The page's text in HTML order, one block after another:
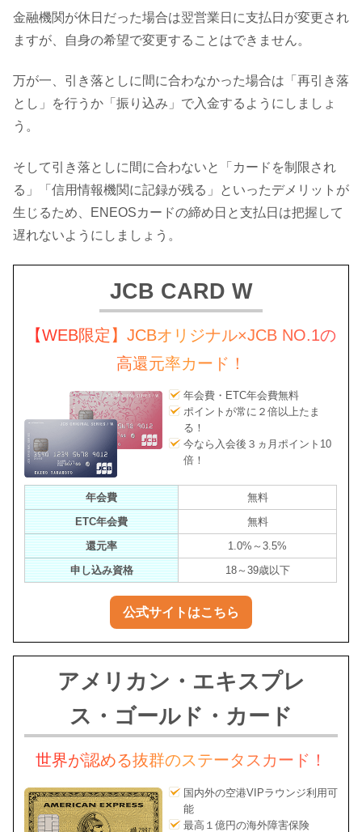
金融機関が休日だった場合は翌営業日に支払日が変更され
ますが、自身の希望で変更することはできません。
万が一、引き落としに間に合わなかった場合は「再引き落
とし」を行うか「振り込み」で入金するようにしましょ
う。
そして引き落としに間に合わないと「カードを制限され
る」「信用情報機関に記録が残る」といったデメリットが
生じるため、ENEOSカードの締め日と支払日は把握して
遅れないようにしましょう。
JCB CARD W
【WEB限定】JCBオリジナル×JCB NO.1の
高還元率カード！
年会費・ETC年会費無料
ポイントが常に２倍以上たま
る！
今なら入会後３ヵ月ポイント10
倍！
年会費
無料
ETC年会費
無料
還元率
1.0%～3.5%
申し込み資格
18～39歳以下
公式サイトはこちら
アメリカン・エキスプレ
ス・ゴールド・カード
世界が認める抜群のステータスカード！
国内外の空港VIPラウンジ利用可
能
最高１億円の海外障害保険